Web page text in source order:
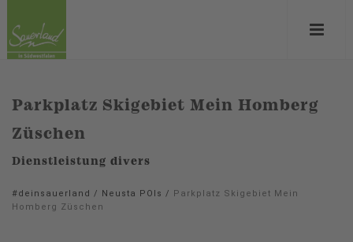
Parkplatz Skigebiet Mein Homberg
Züschen
Dienstleistung divers
#deinsauerland / Neusta POIs / Parkplatz Skigebiet Mein
Homberg Züschen